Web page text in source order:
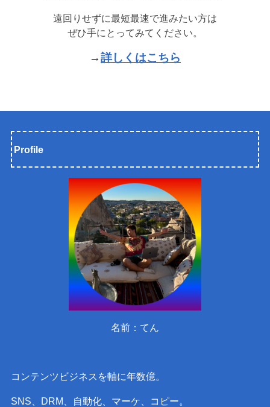
遠回りせずに最短最速で進みたい方は
ぜひ手にとってみてください。
→詳しくはこちら
Profile
名前：てん
コンテンツビジネスを軸に年数億。
SNS、DRM、自動化、マーケ、コピー。